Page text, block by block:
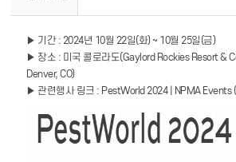
▶ 기간 : 2024년 10월 22일(화) ~ 10월 25일(금)
▶ 장소 : 미국 콜로라도(Gaylord Rockies Resort &
Denver, CO)
▶ 관련행사 링크 : PestWorld 2024 | NPMA